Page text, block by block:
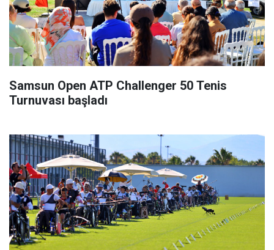
Samsun Open ATP Challenger 50 Tenis
Turnuvası başladı